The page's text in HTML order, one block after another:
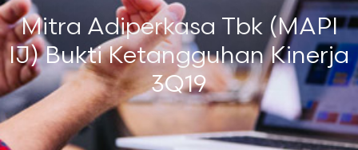
Mitra Adiperkasa Tbk (MAPI
IJ) Bukti Ketangguhan Kinerja
3Q19